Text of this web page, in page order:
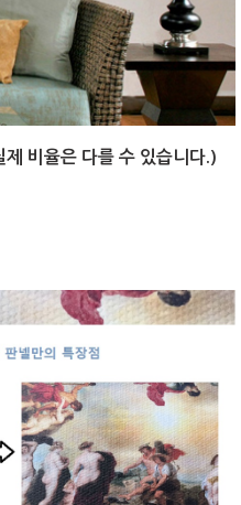
비율은 다를 수 있습니다.)